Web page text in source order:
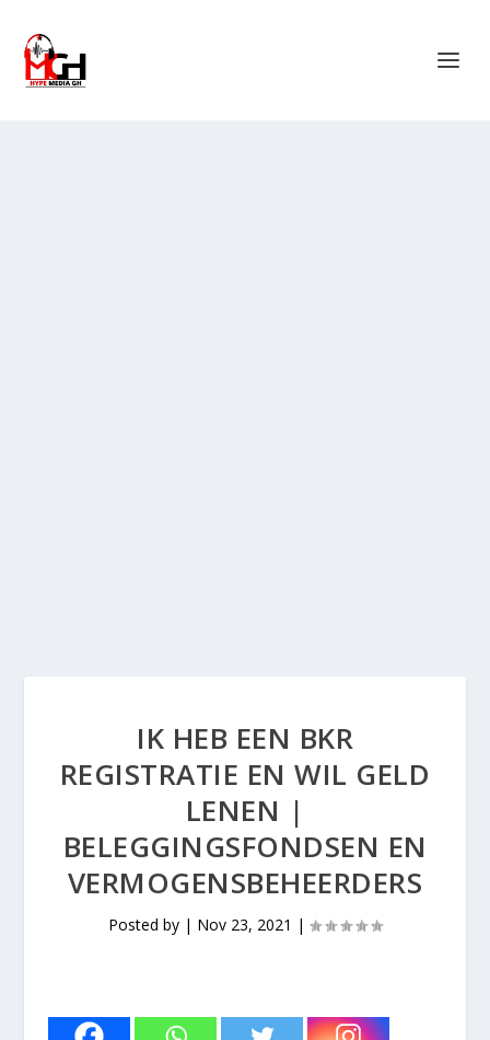
IK HEB EEN BKR
REGISTRATIE EN WIL GELD
LENEN |
BELEGGINGSFONDSEN EN
VERMOGENSBEHEERDERS
Posted by | Nov 23, 2021 |